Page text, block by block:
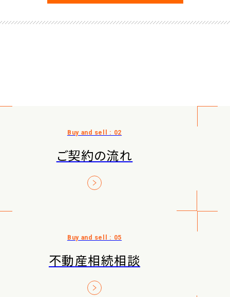
ご契約の流れ
不動産相続相談